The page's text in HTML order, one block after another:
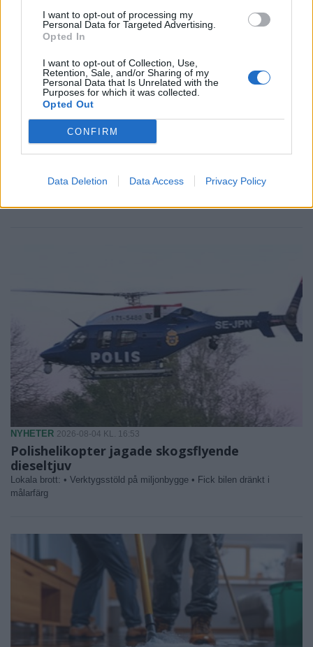
I want to opt-out of processing my
Personal Data for Targeted Advertising.
Opted In
I want to opt-out of Collection, Use,
Retention, Sale, and/or Sharing of my
Personal Data that Is Unrelated with the
Purposes for which it was collected.
Opted Out
CONFIRM
Data Deletion Data Access Privacy Policy
Våldsam brand i Laholm – radhus står i lågor
NYHETER 2026-08-04 KL. 16:53
Polishelikopter jagade skogsflyende
dieseltjuv
Lokala brott: • Verktygsstöld på miljonbygge • Fick bilen dränkt i
målarfärg